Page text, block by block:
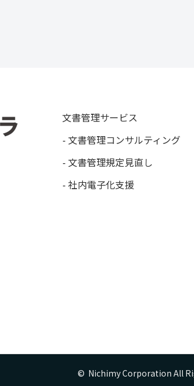
文書管理サービス
- 文書管理コンサルティング
- 文書管理規定見直し
- 社内電子化支援
©  Nichimy Corporation All